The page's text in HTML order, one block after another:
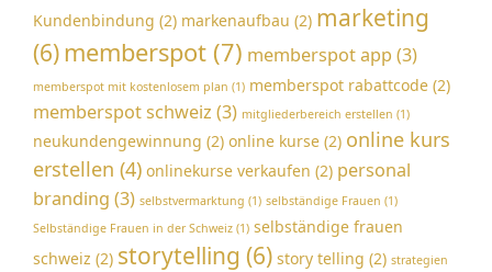
Kundenbindung (2) markenaufbau (2) marketing
(6)memberspot (7) memberspot app (3)
memberspot mit kostenlosem plan (1) memberspot rabattcode (2)
memberspot schweiz (3) mitgliederbereich erstellen (1)
neukundengewinnung (2) online kurse (2) online kurs
erstellen (4) onlinekurse verkaufen (2) personal
branding (3) selbstvermarktung (1) selbständige Frauen (1)
Selbständige Frauen in der Schweiz (1) selbständige frauen
schweiz (2) storytelling (6) story telling (2) strategien